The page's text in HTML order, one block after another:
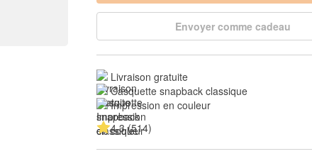
Envoyer comme cadeau
Livraison gratuite
Casquette snapback classique
Impression en couleur
4.3 (514)